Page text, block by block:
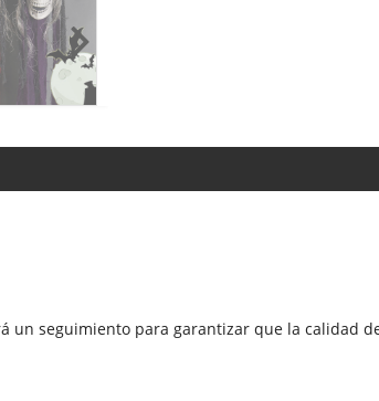
un seguimiento para garantizar que la calidad